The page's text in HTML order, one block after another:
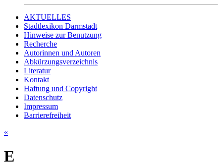
AKTUELLES
Stadtlexikon Darmstadt
Hinweise zur Benutzung
Recherche
Autorinnen und Autoren
Abkürzungsverzeichnis
Literatur
Kontakt
Haftung und Copyright
Datenschutz
Impressum
Barrierefreiheit
«
E